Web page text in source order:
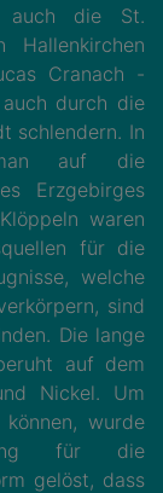
auch die St.
Cranach -
durch die
schlendern. In
auf die
Erzgebirges
waren
für die
welche
sind
Die lange
auf dem
Nickel. Um
wurde
für die
gelöst, dass